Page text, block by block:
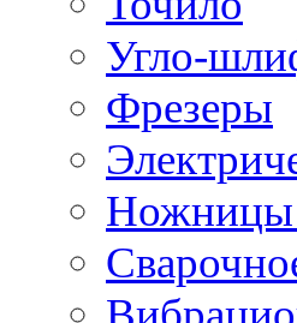
Угло-
Фрезеры
Ножницы